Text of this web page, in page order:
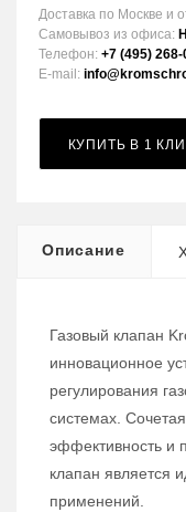
Доставка по Москве и
Самовывоз из офиса:
Телефон: +7 (495)
E-mail:
КУПИТЬ В 1
Описание
Газовый клапан
инновационное
регулирования
системах.
эффективность и
клапан является
применений.